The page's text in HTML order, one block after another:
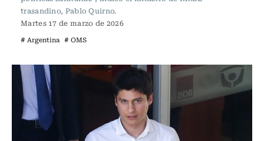
trasandino, Pablo Quirno.
Martes 17 de marzo de 2026
# Argentina # OMS